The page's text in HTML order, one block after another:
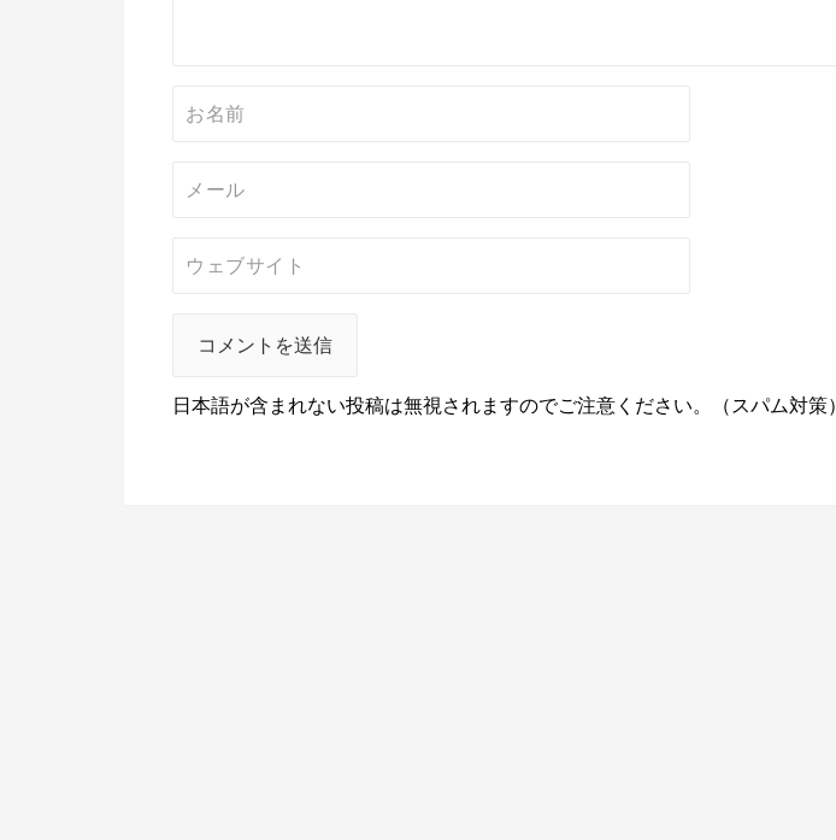
日本語が含まれない投稿は無視されますのでご注意ください。（スパム対策）